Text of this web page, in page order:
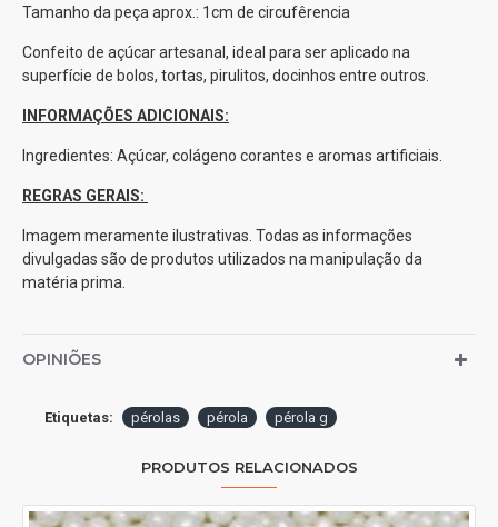
Tamanho da peça aprox.: 1cm de circufêrencia
Confeito de açúcar artesanal, ideal para ser aplicado na
superfície de bolos, tortas, pirulitos, docinhos entre outros.
INFORMAÇÕES ADICIONAIS:
Ingredientes: Açúcar, colágeno corantes e aromas artificiais.
REGRAS GERAIS:
Imagem meramente ilustrativas. Todas as informações
divulgadas são de produtos utilizados na manipulação da
matéria prima.
OPINIÕES
Etiquetas: pérolas pérola pérola g
PRODUTOS RELACIONADOS